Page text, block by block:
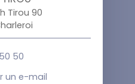
Tirou 90
50
un e-mail